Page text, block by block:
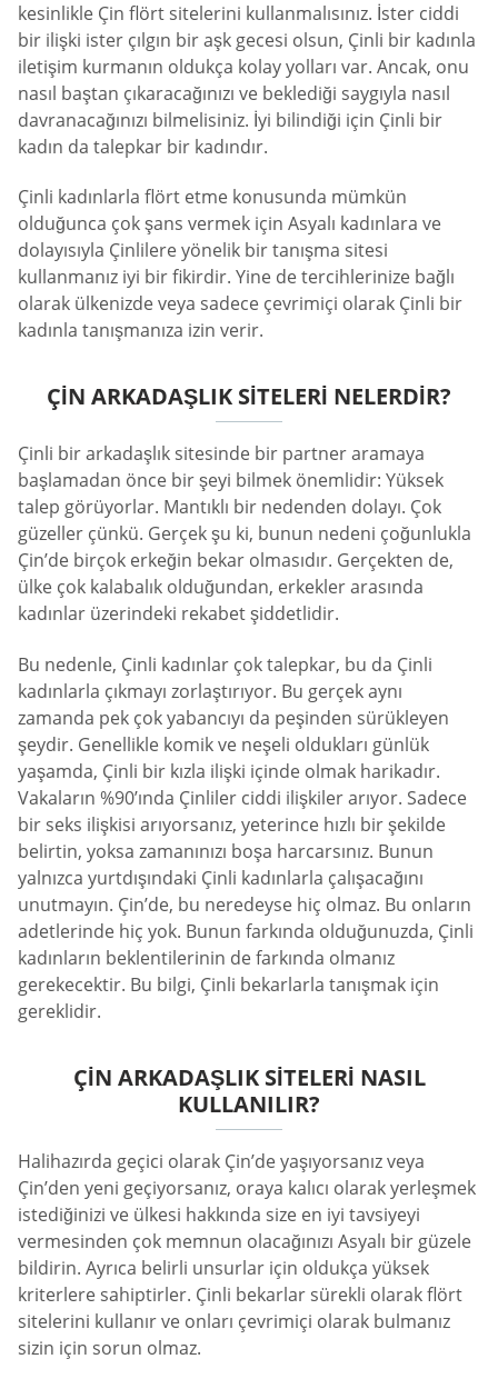
kesinlikle Çin flört sitelerini kullanmalısınız. İster ciddi
bir ilişki ister çılgın bir aşk gecesi olsun, Çinli bir kadınla
iletişim kurmanın oldukça kolay yolları var. Ancak, onu
nasıl baştan çıkaracağınızı ve beklediği saygıyla nasıl
davranacağınızı bilmelisiniz. İyi bilindiği için Çinli bir
kadın da talepkar bir kadındır.
Çinli kadınlarla flört etme konusunda mümkün
olduğunca çok şans vermek için Asyalı kadınlara ve
dolayısıyla Çinlilere yönelik bir tanışma sitesi
kullanmanız iyi bir fikirdir. Yine de tercihlerinize bağlı
olarak ülkenizde veya sadece çevrimiçi olarak Çinli bir
kadınla tanışmanıza izin verir.
ÇIN ARKADAŞLIK SITELERI NELERDIR?
Çinli bir arkadaşlık sitesinde bir partner aramaya
başlamadan önce bir şeyi bilmek önemlidir: Yüksek
talep görüyorlar. Mantıklı bir nedenden dolayı. Çok
güzeller çünkü. Gerçek şu ki, bunun nedeni çoğunlukla
Çin’de birçok erkeğin bekar olmasıdır. Gerçekten de,
ülke çok kalabalık olduğundan, erkekler arasında
kadınlar üzerindeki rekabet şiddetlidir.
Bu nedenle, Çinli kadınlar çok talepkar, bu da Çinli
kadınlarla çıkmayı zorlaştırıyor. Bu gerçek aynı
zamanda pek çok yabancıyı da peşinden sürükleyen
şeydir. Genellikle komik ve neşeli oldukları günlük
yaşamda, Çinli bir kızla ilişki içinde olmak harikadır.
Vakaların %90’ında Çinliler ciddi ilişkiler arıyor. Sadece
bir seks ilişkisi arıyorsanız, yeterince hızlı bir şekilde
belirtin, yoksa zamanınızı boşa harcarsınız. Bunun
yalnızca yurtdışındaki Çinli kadınlarla çalışacağını
unutmayın. Çin’de, bu neredeyse hiç olmaz. Bu onların
adetlerinde hiç yok. Bunun farkında olduğunuzda, Çinli
kadınların beklentilerinin de farkında olmanız
gerekecektir. Bu bilgi, Çinli bekarlarla tanışmak için
gereklidir.
ÇIN ARKADAŞLIK SITELERI NASIL
KULLANILIR?
Halihazırda geçici olarak Çin’de yaşıyorsanız veya
Çin’den yeni geçiyorsanız, oraya kalıcı olarak yerleşmek
istediğinizi ve ülkesi hakkında size en iyi tavsiyeyi
vermesinden çok memnun olacağınızı Asyalı bir güzele
bildirin. Ayrıca belirli unsurlar için oldukça yüksek
kriterlere sahiptirler. Çinli bekarlar sürekli olarak flört
sitelerini kullanır ve onları çevrimiçi olarak bulmanız
sizin için sorun olmaz.